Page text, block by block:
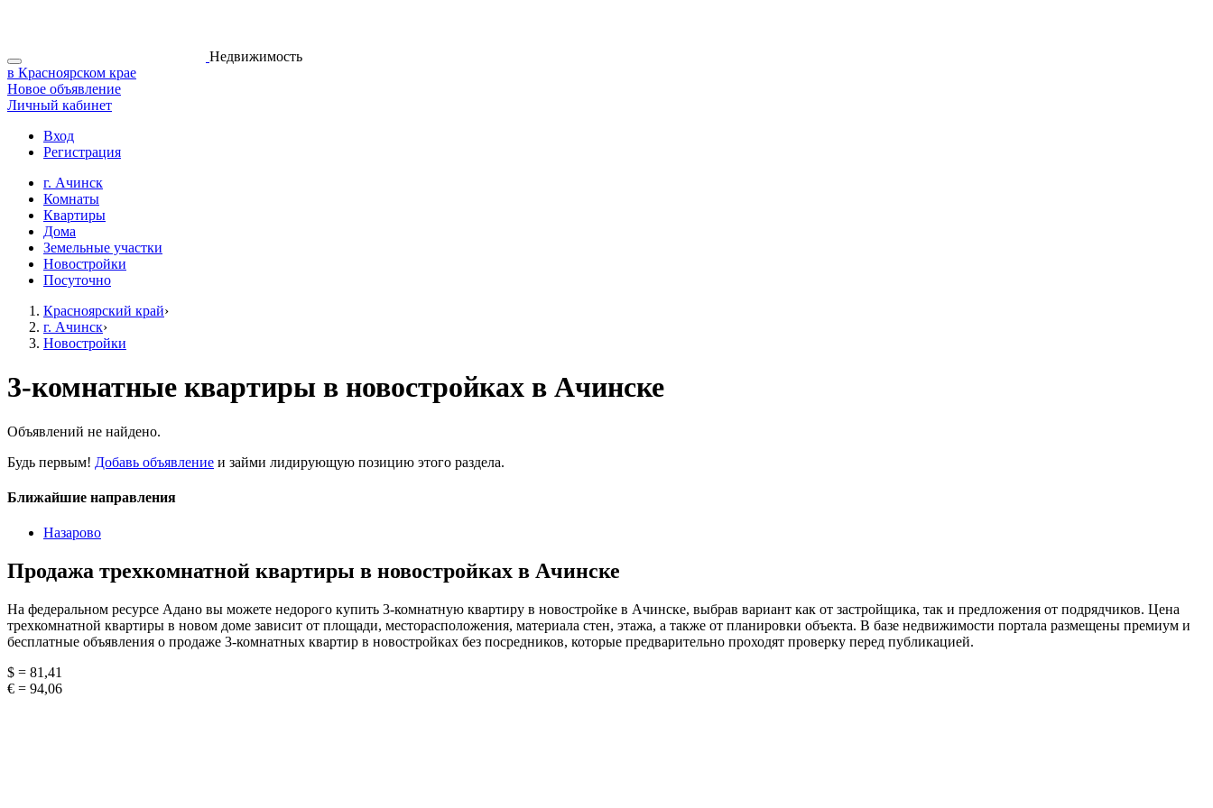
Недвижимость
в Красноярском крае
Новое объявление
Личный кабинет
Вход
Регистрация
г. Ачинск
Комнаты
Квартиры
Дома
Земельные участки
Новостройки
Посуточно
Красноярский край›
г. Ачинск›
Новостройки
3-комнатные квартиры в новостройках в Ачинске
Объявлений не найдено.
Будь первым! Добавь объявление и займи лидирующую позицию этого раздела.
Ближайшие направления
Назарово
Продажа трехкомнатной квартиры в новостройках в Ачинске
На федеральном ресурсе Адано вы можете недорого купить 3-комнатную квартиру в новостройке в Ачинске, выбрав вариант как от застройщика, так и предложения от подрядчиков. Цена
трехкомнатной квартиры в новом доме зависит от площади, месторасположения, материала стен, этажа, а также от планировки объекта. В базе недвижимости портала размещены премиум и
бесплатные объявления о продаже 3-комнатных квартир в новостройках без посредников, которые предварительно проходят проверку перед публикацией.
$ = 81,41
€ = 94,06